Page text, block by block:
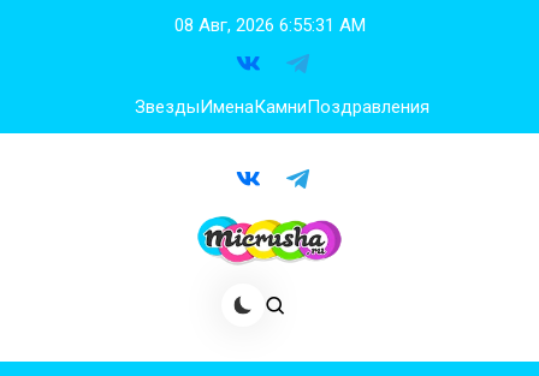
08 Авг, 2026 6:55:32 AM
ЗвездыИменаКамниПоздравления